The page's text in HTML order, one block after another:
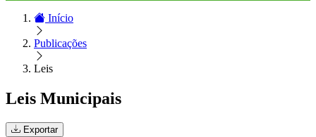
Início
Publicações
Leis
Leis Municipais
Exportar